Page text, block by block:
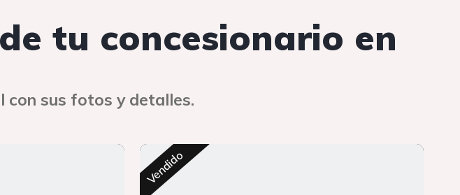
tu concesionario en
con sus fotos y detalles.
Vendido